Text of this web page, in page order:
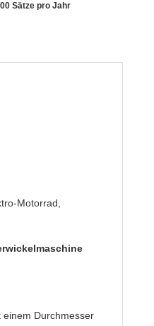
Sätze pro Jahr
Motorrad,
einem Durchmesser